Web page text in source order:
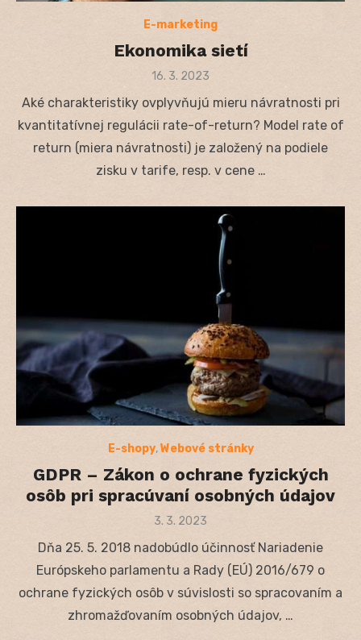
E-marketing
Ekonomika sietí
Posted
16. 3. 2023
Aké charakteristiky ovplyvňujú mieru návratnosti pri
kvantitatívnej regulácii rate-of-return? Model rate of
return (miera návratnosti) je založený na podiele
zisku v tarife, resp. v cene …
E-shopy,Webové stránky
GDPR – Zákon o ochrane fyzických
osôb pri spracúvaní osobných údajov
Posted
3. 3. 2023
Dňa 25. 5. 2018 nadobúdlo účinnosť Nariadenie
Európskeho parlamentu a Rady (EÚ) 2016/679 o
ochrane fyzických osôb v súvislosti so spracovaním a
zhromažďovaním osobných údajov, …